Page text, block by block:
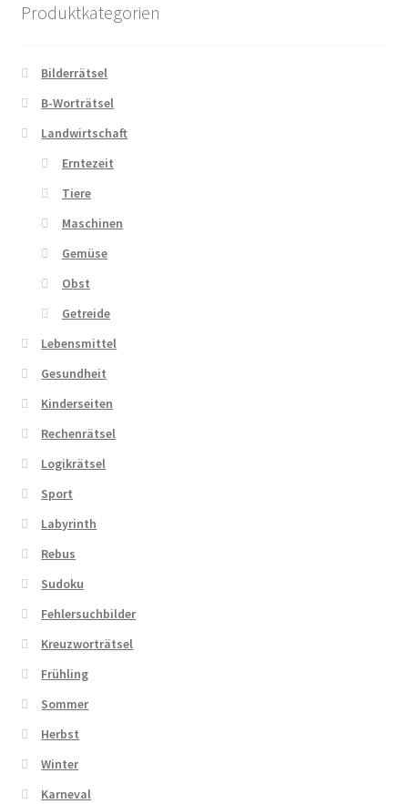
Produktkategorien
Bilderrätsel
B-Worträtsel
Landwirtschaft
Erntezeit
Tiere
Maschinen
Gemüse
Obst
Getreide
Lebensmittel
Gesundheit
Kinderseiten
Rechenrätsel
Logikrätsel
Sport
Labyrinth
Rebus
Sudoku
Fehlersuchbilder
Kreuzworträtsel
Frühling
Sommer
Herbst
Winter
Karneval